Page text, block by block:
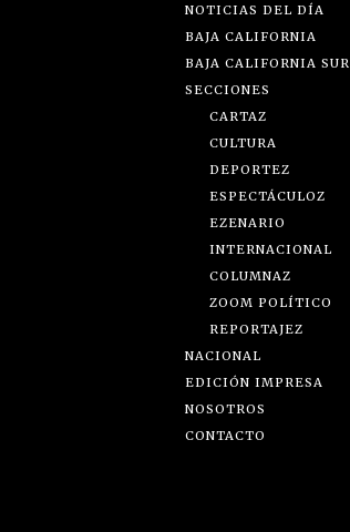
NOTICIAS DEL DÍA
BAJA CALIFORNIA
BAJA CALIFORNIA SUR
SECCIONES
CARTAZ
CULTURA
DEPORTEZ
ESPECTÁCULOZ
EZENARIO
INTERNACIONAL
COLUMNAZ
ZOOM POLÍTICO
REPORTAJEZ
NACIONAL
EDICIÓN IMPRESA
NOSOTROS
CONTACTO